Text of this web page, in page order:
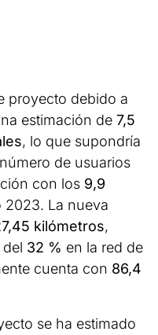
proyecto debido a
estimación de 7,5
, lo que supondría
de usuarios
con los 9,9
2023. La nueva
kilómetros,
32 % en la red de
cuenta con 86,4
se ha estimado